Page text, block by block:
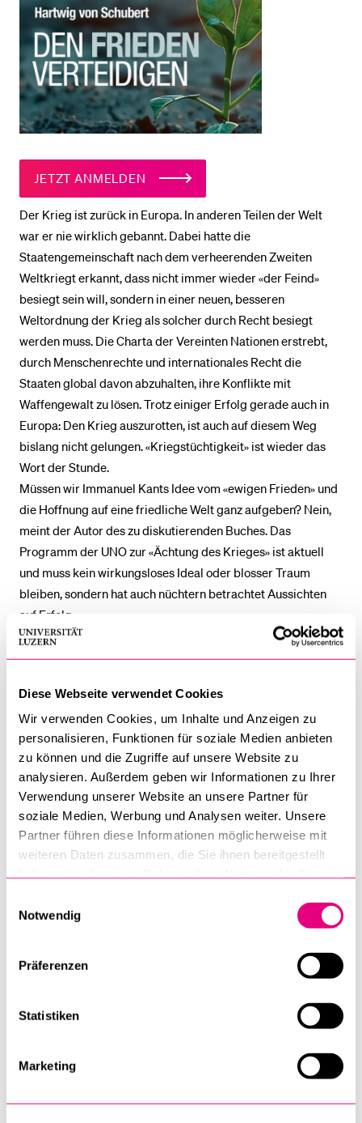
Diese Webseite verwendet Cookies
Wir verwenden Cookies, um Inhalte und Anzeigen zu
personalisieren, Funktionen für soziale Medien anbieten
zu können und die Zugriffe auf unsere Website zu
analysieren. Außerdem geben wir Informationen zu Ihrer
Verwendung unserer Website an unsere Partner für
soziale Medien, Werbung und Analysen weiter. Unsere
Partner führen diese Informationen möglicherweise mit
weiteren Daten zusammen, die Sie ihnen bereitgestellt
Notwendig
Präferenzen
Statistiken
Marketing
JETZT ANMELDEN
Der Krieg ist zurück in Europa. In anderen Teilen der Welt
war er nie wirklich gebannt. Dabei hatte die
Staatengemeinschaft nach dem verheerenden Zweiten
Weltkriegt erkannt, dass nicht immer wieder «der Feind»
besiegt sein will, sondern in einer neuen, besseren
Weltordnung der Krieg als solcher durch Recht besiegt
werden muss. Die Charta der Vereinten Nationen erstrebt,
durch Menschenrechte und internationales Recht die
Staaten global davon abzuhalten, ihre Konflikte mit
Waffengewalt zu lösen. Trotz einiger Erfolg gerade auch in
Europa: Den Krieg auszurotten, ist auch auf diesem Weg
bislang nicht gelungen. «Kriegstüchtigkeit» ist wieder das
Wort der Stunde.
Müssen wir Immanuel Kants Idee vom «ewigen Frieden» und
die Hoffnung auf eine friedliche Welt ganz aufgeben? Nein,
meint der Autor des zu diskutierenden Buches. Das
Programm der UNO zur «Ächtung des Krieges» ist aktuell
und muss kein wirkungsloses Ideal oder blosser Traum
bleiben, sondern hat auch nüchtern betrachtet Aussichten
auf Erfolg.
Wie werden Gesellschaften «friedenstüchtig»? Braucht es
militärische Verteidigungsfähigkeiten und, wenn ja, welche?
Sicherheitsarchitektur aussehen, die weder naiv-pazifistisch
noch kriegstreiberisch sind? Welche Rolle könnte oder sollte
hierbei der Schweiz zukünftig zukommen? Und welche
Verantwortung tragen schon jetzt Akteur:innen aus Religion,
Wirtschaft und Politik?
Das Buch:
Hartwig von Schubert:
Ständerat des Kantons Luzern
Doktorandin, Department of International Relations,
London School of Economics and Political Science (LSE)
und Senior Program Officer, Center for Security